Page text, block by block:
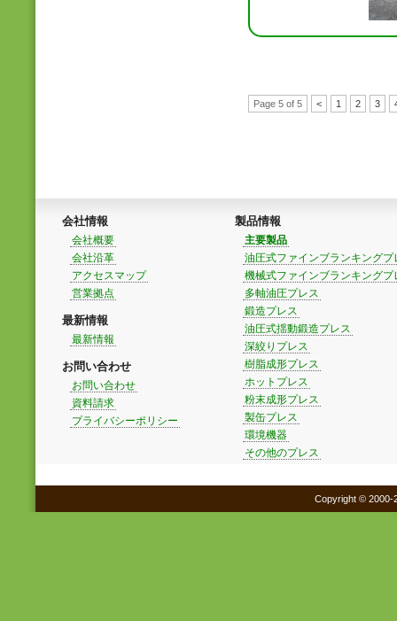
Page 5 of 5 < 1 2 3
会社情報
会社概要
会社沿革
アクセスマップ
営業拠点
最新情報
最新情報
お問い合わせ
お問い合わせ
資料請求
プライバシーポリシー
製品情報
主要製品
油圧式ファインブランキングプ
機械式ファインブランキングプ
多軸油圧プレス
鍛造プレス
油圧式揺動鍛造プレス
深絞りプレス
樹脂成形プレス
ホットプレス
粉末成形プレス
製缶プレス
環境機器
その他のプレス
Copyright © 2000-